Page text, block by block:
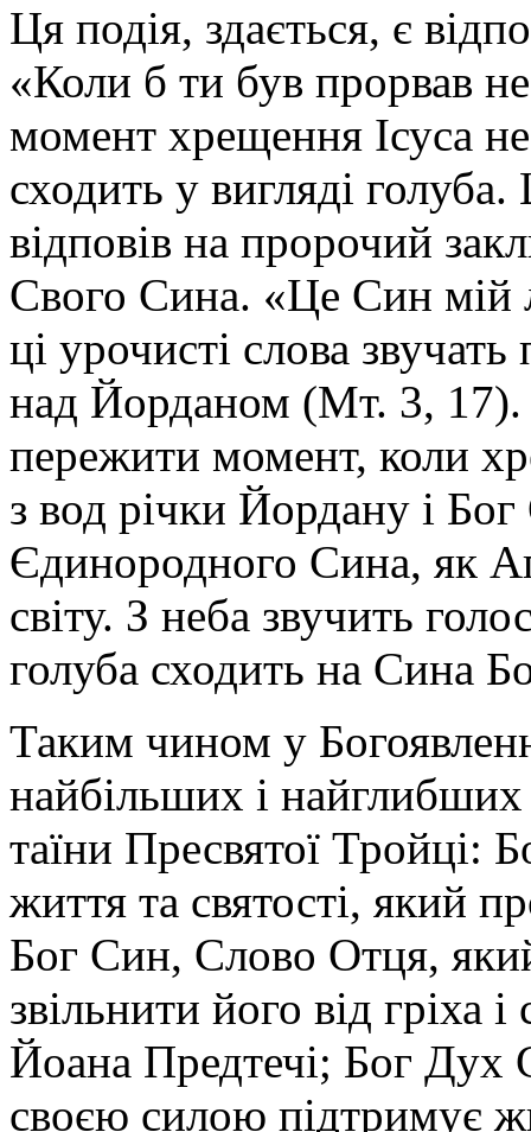
Ця подія, здається, є
«Коли б ти був прорвав
момент хрещення Ісуса
сходить у вигляді
відповів на пророчий
Свого Сина. «Це Син мій
ці урочисті слова
над Йорданом (Мт. 3, 17)
пережити момент, коли
з вод річки Йордану і
Єдинородного Сина, як
світу. З неба звучить
голуба сходить на Сина
Таким чином у
найбільших і
таїни Пресвятої Тройці:
життя та святості, який
Бог Син, Слово Отця,
звільнити його від гріха
Йоана Предтечі; Бог Дух
своєю силою підтримує